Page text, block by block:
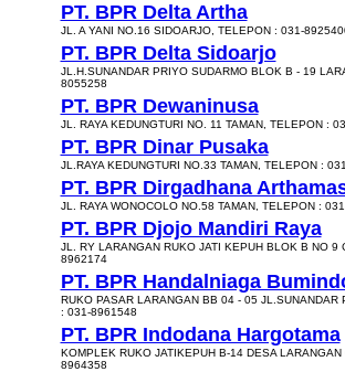
PT. BPR Delta Artha
JL. A YANI NO.16 SIDOARJO, TELEPON : 031-
PT. BPR Delta Sidoarjo
JL.H.SUNANDAR PRIYO SUDARMO BLOK B - 19
8055258
PT. BPR Dewaninusa
JL. RAYA KEDUNGTURI NO. 11 TAMAN, TELEPON :
PT. BPR Dinar Pusaka
JL.RAYA KEDUNGTURI NO.33 TAMAN, TELEPON :
PT. BPR Dirgadhana
JL. RAYA WONOCOLO NO.58 TAMAN, TELEPON :
PT. BPR Djojo Mandiri Raya
JL. RY LARANGAN RUKO JATI KEPUH BLOK B NO 9
8962174
PT. BPR Handalniaga
RUKO PASAR LARANGAN BB 04 - 05 JL.SUNANDAR
: 031-8961548
PT. BPR Indodana Hargotama
KOMPLEK RUKO JATIKEPUH B-14 DESA
8964358